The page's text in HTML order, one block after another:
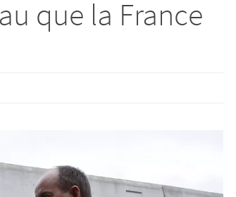
que la France